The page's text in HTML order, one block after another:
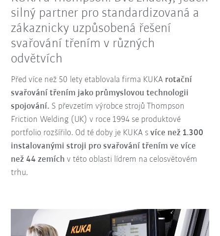
silný partner pro standardizovaná a
zákaznicky uzpůsobená řešení
svařování třením v různých
odvětvích
Před více než 50 lety etablovala firma KUKA rotační
svařování třením jako průmyslovou technologii
spojování. S převzetím výrobce strojů Thompson
Friction Welding (UK) v roce 1994 se produktové
portfolio rozšířilo. Od té doby je KUKA svíce než 1.300
instalovanými stroji pro svařování třením ve více
než 44 zemích v této oblasti lídrem na celosvětovém
trhu.